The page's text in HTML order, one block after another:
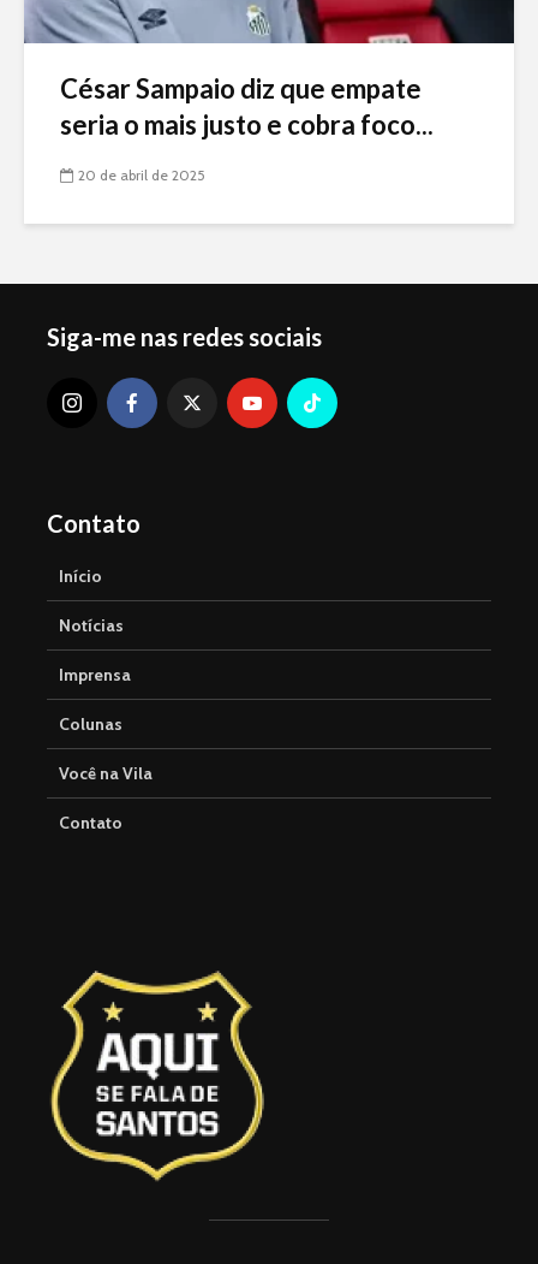
César Sampaio diz que empate
seria o mais justo e cobra foco...
20 de abril de 2025
Siga-me nas redes sociais
Contato
Início
Notícias
Imprensa
Colunas
Você na Vila
Contato